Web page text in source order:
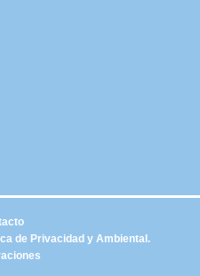
de Privacidad y Ambiental.